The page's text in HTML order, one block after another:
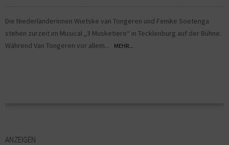
Die Niederländerinnen Wietske van Tongeren und Femke Soetenga
stehen zurzeit im Musical „3 Musketiere“ in Tecklenburg auf der Bühne.
Während Van Tongeren vor allem...
MEHR...
ANZEIGEN